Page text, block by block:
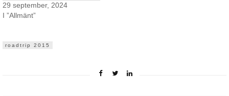
29 september, 2024
I ”Allmänt”
roadtrip 2015